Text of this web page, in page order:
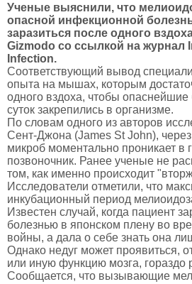
Ученые выяснили, что
опасной инфекционной
заразиться после одного
Gizmodo со ссылкой на журнал
Infection.
Соответствующий вывод
опыта на мышах, которым
одного вздоха, чтобы опаснейшие
суток закрепились в организме.
По словам одного из авторов
Сент-Джона (James St John),
микроб моментально проникает в
позвоночник. Ранее ученые не
том, как именно происходит
Исследователи отметили, что
инкубационный период
Известен случай, когда пациент
болезнью в японском плену во
войны, а дала о себе знать она
Однако недуг может проявиться,
или иную функцию мозга, гораздо
Сообщается, что вызывающие